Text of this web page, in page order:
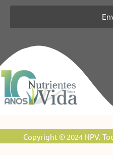
Copyright © 2024 NPV.